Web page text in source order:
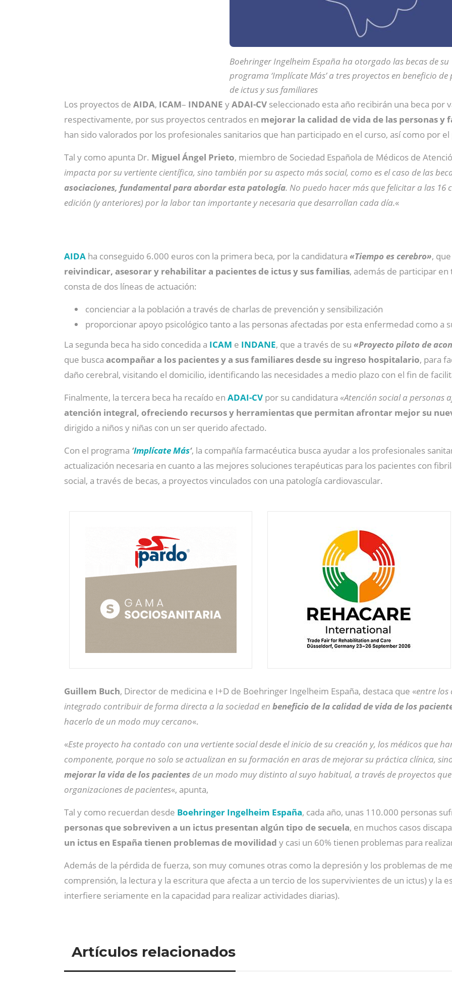
Boehringer Ingelheim España ha otorgado las becas de su
programa ‘Implícate Más’ a tres proyectos en beneficio de
de ictus y sus familiares
Los proyectos de AIDA, ICAM– INDANE yADAI-CV seleccionado esta año recibirán una beca por
respectivamente, por sus proyectos centrados en mejorar la calidad de vida de las personas
han sido valorados por los profesionales sanitarios que han participado en el curso, así como por
Tal y como apunta Dr. Miguel Ángel Prieto, miembro de Sociedad Española de Médicos de
impacta por su vertiente científica, sino también por su aspecto más social, como es el caso de las
asociaciones, fundamental para abordar esta patología. No puedo hacer más que felicitar a las
edición (y anteriores) por la labor tan importante y necesaria que desarrollan cada día.«
AIDA ha conseguido 6.000 euros con la primera beca, por la candidatura «Tiempo es cerebro»,
reivindicar, asesorar y rehabilitar a pacientes de ictus y sus familias, además de participar
consta de dos líneas de actuación:
concienciar a la población a través de charlas de prevención y sensibilización
proporcionar apoyo psicológico tanto a las personas afectadas por esta enfermedad como a
La segunda beca ha sido concedida a ICAM e INDANE, que a través de su «Proyecto piloto de
que busca acompañar a los pacientes y a sus familiares desde su ingreso hospitalario, para
daño cerebral, visitando el domicilio, identificando las necesidades a medio plazo con el fin de
Finalmente, la tercera beca ha recaído en ADAI-CV por su candidatura «Atención social a personas
atención integral, ofreciendo recursos y herramientas que permitan afrontar mejor su
dirigido a niños y niñas con un ser querido afectado.
Con el programa ‘Implícate Más‘, la compañía farmacéutica busca ayudar a los profesionales
actualización necesaria en cuanto a las mejores soluciones terapéuticas para los pacientes con
social, a través de becas, a proyectos vinculados con una patología cardiovascular.
Guillem Buch, Director de medicina e I+D de Boehringer Ingelheim España, destaca que «entre los
integrado contribuir de forma directa a la sociedad en beneficio de la calidad de vida de los
hacerlo de un modo muy cercano«.
«Este proyecto ha contado con una vertiente social desde el inicio de su creación y, los médicos que
componente, porque no solo se actualizan en su formación en aras de mejorar su práctica clínica,
mejorar la vida de los pacientes de un modo muy distinto al suyo habitual, a través de proyectos
organizaciones de pacientes«, apunta,
Tal y como recuerdan desde Boehringer Ingelheim España, cada año, unas 110.000 personas
personas que sobreviven a un ictus presentan algún tipo de secuela, en muchos casos
un ictus en España tienen problemas de movilidad y casi un 60% tienen problemas para
Además de la pérdida de fuerza, son muy comunes otras como la depresión y los problemas de
comprensión, la lectura y la escritura que afecta a un tercio de los supervivientes de un ictus) y la
interfiere seriamente en la capacidad para realizar actividades diarias).
Artículos relacionados